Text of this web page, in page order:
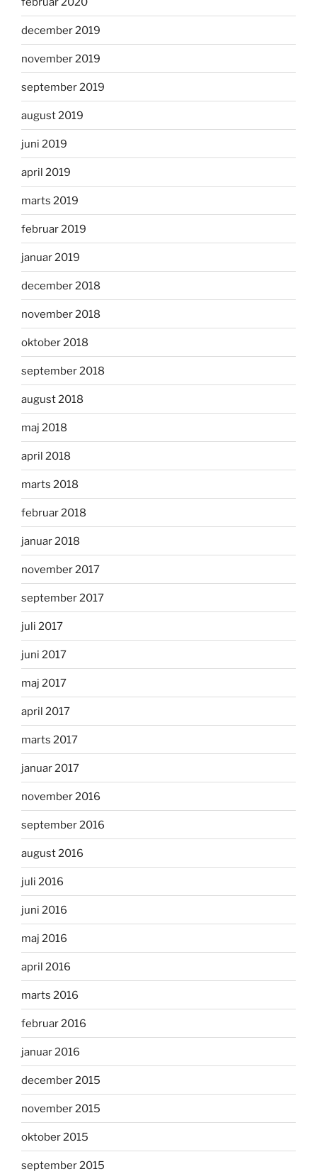
december 2019
november 2019
september 2019
august 2019
juni 2019
april 2019
marts 2019
februar 2019
januar 2019
december 2018
november 2018
oktober 2018
september 2018
august 2018
maj 2018
april 2018
marts 2018
februar 2018
januar 2018
november 2017
september 2017
juli 2017
juni 2017
maj 2017
april 2017
marts 2017
januar 2017
november 2016
september 2016
august 2016
juli 2016
juni 2016
maj 2016
april 2016
marts 2016
februar 2016
januar 2016
december 2015
november 2015
oktober 2015
september 2015